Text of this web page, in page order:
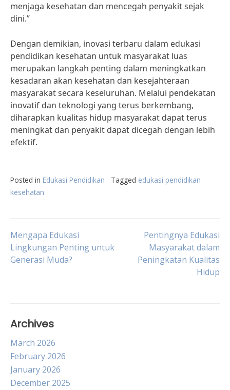
menjaga kesehatan dan mencegah penyakit sejak
dini.”
Dengan demikian, inovasi terbaru dalam edukasi
pendidikan kesehatan untuk masyarakat luas
merupakan langkah penting dalam meningkatkan
kesadaran akan kesehatan dan kesejahteraan
masyarakat secara keseluruhan. Melalui pendekatan
inovatif dan teknologi yang terus berkembang,
diharapkan kualitas hidup masyarakat dapat terus
meningkat dan penyakit dapat dicegah dengan lebih
efektif.
Posted in Edukasi Pendidikan Tagged edukasi pendidikan
kesehatan
Post
navigation
Mengapa Edukasi
Lingkungan Penting untuk
Generasi Muda?
Pentingnya Edukasi
Masyarakat dalam
Peningkatan Kualitas
Hidup
Archives
March 2026
February 2026
January 2026
December 2025